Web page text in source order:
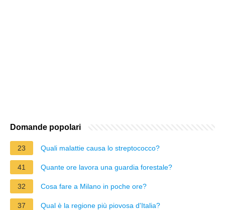
Domande popolari
23 Quali malattie causa lo streptococco?
41 Quante ore lavora una guardia forestale?
32 Cosa fare a Milano in poche ore?
37 Qual è la regione più piovosa d'Italia?